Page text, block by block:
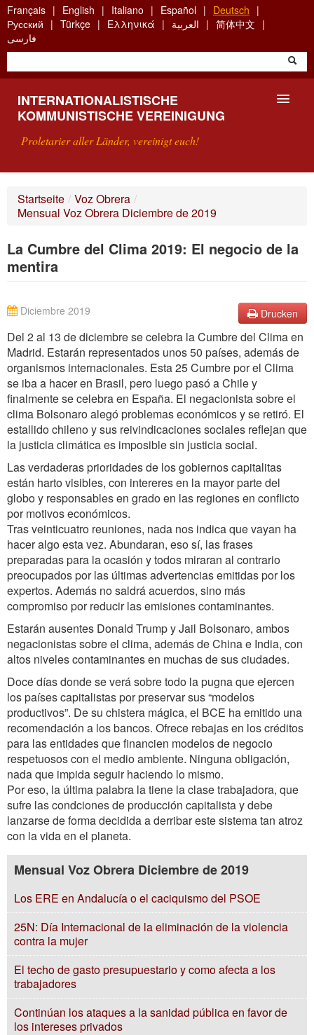
Skip
to
main
content
Français English Italiano Español
Deutsch
Русский
Türkçe Ελληνικά العربية
简体中文
فارسی
INTERNATIONALISTISCHE
KOMMUNISTISCHE VEREINIGUNG
Proletarier aller Länder, vereinigt euch!
WAS IST DIE IKV?
SUCHE
Startseite / Voz Obrera /
Mensual Voz Obrera Diciembre de 2019
La Cumbre del Clima 2019: El negocio de la
mentira
Drucken
Diciembre 2019
Del 2 al 13 de diciembre se celebra la Cumbre del Clima en
Madrid. Estarán representados unos 50 países, además de
organismos internacionales. Esta 25 Cumbre por el Clima
se iba a hacer en Brasil, pero luego pasó a Chile y
finalmente se celebra en España. El negacionista sobre el
clima Bolsonaro alegó problemas económicos y se retiró. El
estallido chileno y sus reivindicaciones sociales reflejan que
la justicia climática es imposible sin justicia social.
Las verdaderas prioridades de los gobiernos capitalitas
están harto visibles, con intereres en la mayor parte del
globo y responsables en grado en las regiones en conflicto
por motivos económicos.
Tras veinticuatro reuniones, nada nos indica que vayan ha
hacer algo esta vez. Abundaran, eso sí, las frases
preparadas para la ocasión y todos miraran al contrario
preocupados por las últimas advertencias emitidas por los
expertos. Además no saldrá acuerdos, sino más
compromiso por reducir las emisiones contaminantes.
Estarán ausentes Donald Trump y Jail Bolsonaro, ambos
negacionistas sobre el clima, además de China e India, con
altos niveles contaminantes en muchas de sus ciudades.
Doce días donde se verá sobre todo la pugna que ejercen
los países capitalistas por preservar sus “modelos
productivos”. De su chistera mágica, el BCE ha emitido una
recomendación a los bancos. Ofrece rebajas en los créditos
para las entidades que financien modelos de negocio
respetuosos con el medio ambiente. Ninguna obligación,
nada que impida seguir haciendo lo mismo.
Por eso, la última palabra la tiene la clase trabajadora, que
sufre las condciones de producción capitalista y debe
lanzarse de forma decidida a derribar este sistema tan atroz
con la vida en el planeta.
Mensual Voz Obrera Diciembre de 2019
Los ERE en Andalucía o el caciquismo del PSOE
25N: Día Internacional de la eliminación de la violencia
contra la mujer
El techo de gasto presupuestario y como afecta a los
trabajadores
Continúan los ataques a la sanidad pública en favor de
los intereses privados